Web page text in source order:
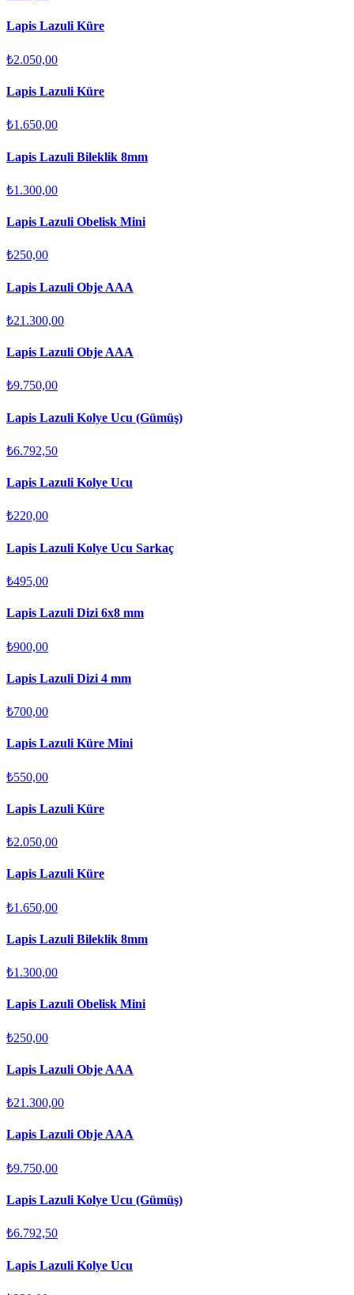
Lapis Lazuli Küre
₺2.050,00
Lapis Lazuli Küre
₺1.650,00
Lapis Lazuli Bileklik 8mm
₺1.300,00
Lapis Lazuli Obelisk Mini
₺250,00
Lapis Lazuli Obje AAA
₺21.300,00
Lapis Lazuli Obje AAA
₺9.750,00
Lapis Lazuli Kolye Ucu (Gümüş)
₺6.792,50
Lapis Lazuli Kolye Ucu
₺220,00
Lapis Lazuli Kolye Ucu Sarkaç
₺495,00
Lapis Lazuli Dizi 6x8 mm
₺900,00
Lapis Lazuli Dizi 4 mm
₺700,00
Lapis Lazuli Küre Mini
₺550,00
Lapis Lazuli Küre
₺2.050,00
Lapis Lazuli Küre
₺1.650,00
Lapis Lazuli Bileklik 8mm
₺1.300,00
Lapis Lazuli Obelisk Mini
₺250,00
Lapis Lazuli Obje AAA
₺21.300,00
Lapis Lazuli Obje AAA
₺9.750,00
Lapis Lazuli Kolye Ucu (Gümüş)
₺6.792,50
Lapis Lazuli Kolye Ucu